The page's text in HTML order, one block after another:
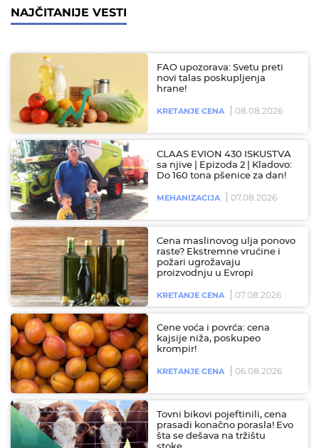
NAJČITANIJE VESTI
FAO upozorava: Svetu preti
novi talas poskupljenja
hrane!
KRETANJE CENA 08.08.2026
CLAAS EVION 430 ISKUSTVA
sa njive | Epizoda 2 | Kladovo:
Do 160 tona pšenice za dan!
MEHANIZACIJA 07.08.2026
Cena maslinovog ulja ponovo
raste? Ekstremne vrućine i
požari ugrožavaju
proizvodnju u Evropi
KRETANJE CENA 07.08.2026
Cene voća i povrća: cena
kajsije niža, poskupeo
krompir!
KRETANJE CENA 06.08.2026
Tovni bikovi pojeftinili, cena
prasadi konačno porasla! Evo
šta se dešava na tržištu